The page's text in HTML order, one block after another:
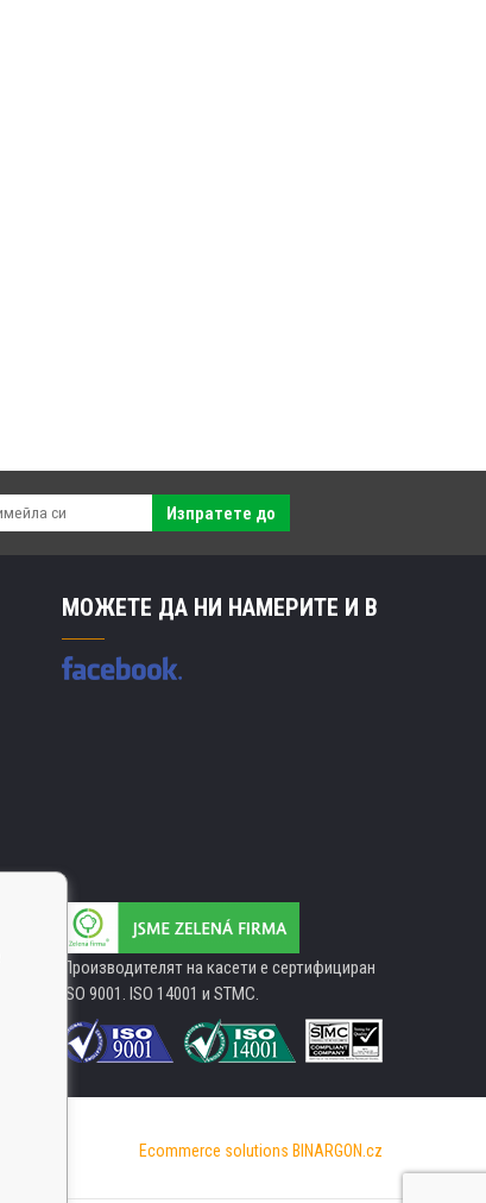
Изпратете до
МОЖЕТЕ ДА НИ НАМЕРИТЕ И В
Производителят на касети е сертифициран
ISO 9001. ISO 14001 и STMC.
Ecommerce solutions BINARGON.cz